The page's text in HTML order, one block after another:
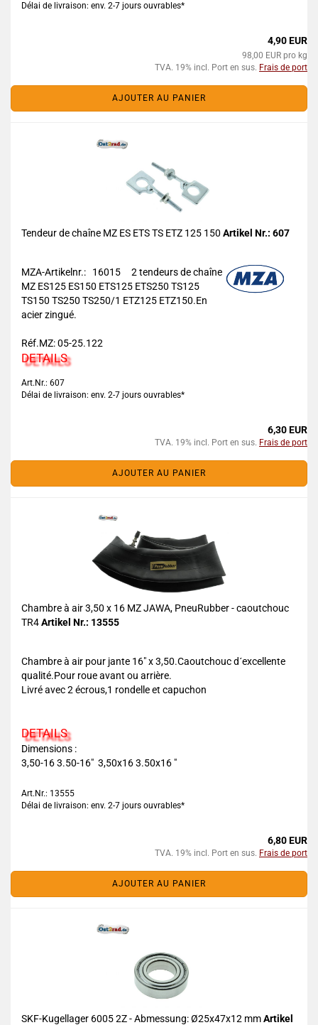
Délai de livraison: env. 2-7 jours ouvrables*
4,90 EUR
98,00 EUR pro kg
TVA. 19% incl. Port en sus. Frais de port
AJOUTER AU PANIER
Tendeur de chaîne MZ ES ETS TS ETZ 125 150 Artikel Nr.: 607
MZA-Artikelnr.: 16015
2 tendeurs de chaîne
MZ ES125 ES150 ETS125 ETS250 TS125
TS150 TS250 TS250/1 ETZ125 ETZ150.En
acier zingué.
Réf.MZ: 05-25.122
DETAILS
Art.Nr.: 607
Délai de livraison: env. 2-7 jours ouvrables*
6,30 EUR
TVA. 19% incl. Port en sus. Frais de port
AJOUTER AU PANIER
Chambre à air 3,50 x 16 MZ JAWA, PneuRubber - caoutchouc
TR4Artikel Nr.: 13555
Chambre à air pour jante 16" x 3,50.Caoutchouc d´excellente
qualité.Pour roue avant ou arrière.
Livré avec 2 écrous,1 rondelle et capuchon
DETAILS
Dimensions :
3,50-16 3.50-16" 3,50x16 3.50x16 "
Art.Nr.: 13555
Délai de livraison: env. 2-7 jours ouvrables*
6,80 EUR
TVA. 19% incl. Port en sus. Frais de port
AJOUTER AU PANIER
SKF-Kugellager 6005 2Z - Abmessung: Ø25x47x12 mmArtikel